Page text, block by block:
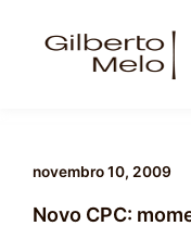
novembro 10, 2009
Novo CPC: